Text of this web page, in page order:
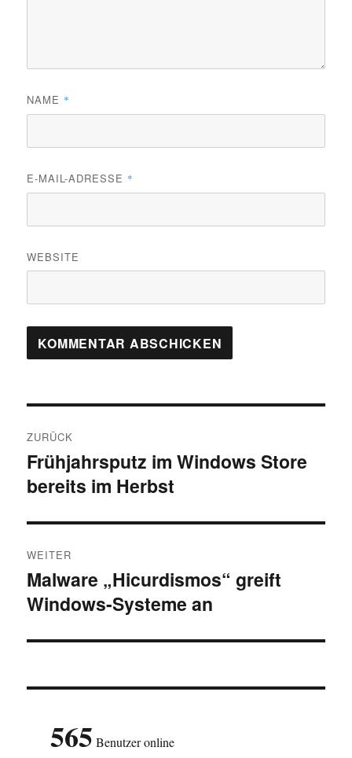
NAME *
E-MAIL-ADRESSE *
WEBSITE
ZURÜCK
Vorheriger
Beitrag:
Frühjahrsputz im Windows Store
bereits im Herbst
WEITER
Nächster
Beitrag:
Malware „Hicurdismos“ greift
Windows-Systeme an
565 Benutzer online